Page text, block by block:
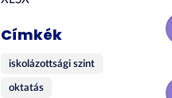
Címkék
iskolázottsági szint
oktatás